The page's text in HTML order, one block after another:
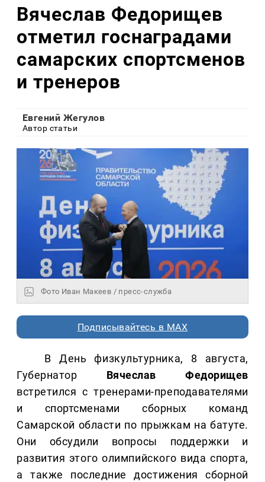
Вячеслав Федорищев
отметил госнаградами
самарских спортсменов
и тренеров
Евгений Жегулов
Автор статьи
Фото Иван Макеев / пресс-служба
Подписывайтесь в MAX
В День физкультурника, 8 августа,
Губернатор Вячеслав Федорищев
встретился с тренерами-преподавателями
и спортсменами сборных команд
Самарской области по прыжкам на батуте.
Они обсудили вопросы поддержки и
развития этого олимпийского вида спорта,
а также последние достижения сборной